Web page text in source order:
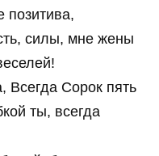
позитива,
силы, мне жены
Всегда Сорок пять
ты, всегда